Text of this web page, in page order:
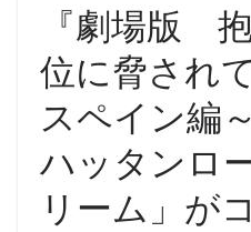
『劇場版
位に脅され
スペイン編
ハッタンロ
リーム」が